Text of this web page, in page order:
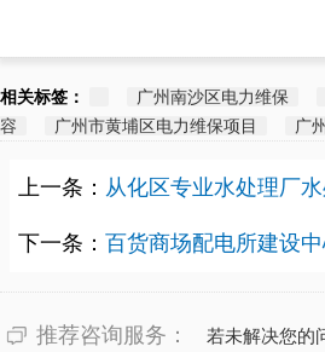
相关标签： 广州南沙区电力维保
容
广州市黄埔区电力维保项目 广
上一条： 从化区专业水处理厂水处理
下一条： 百货商场配电所建设
推荐咨询服务：
若未解决您的